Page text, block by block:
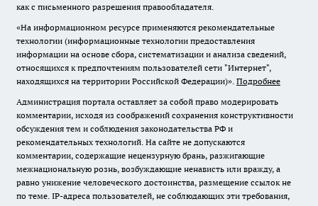
как с письменного разрешения правообладателя.
«На информационном ресурсе применяются рекомендательные
технологии (информационные технологии предоставления
информации на основе сбора, систематизации и анализа сведений,
относящихся к предпочтениям пользователей сети "Интернет",
находящихся на территории Российской Федерации)». Подробнее
Администрация портала оставляет за собой право модерировать
комментарии, исходя из соображений сохранения конструктивности
обсуждения тем и соблюдения законодательства РФ и
рекомендательных технологий. На сайте не допускаются
комментарии, содержащие нецензурную брань, разжигающие
межнациональную рознь, возбуждающие ненависть или вражду, а
равно унижение человеческого достоинства, размещение ссылок не
по теме. IP-адреса пользователей, не соблюдающих эти требования,